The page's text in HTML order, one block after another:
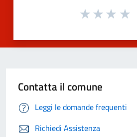
Contatta il comune
Leggi le domande frequenti
Richiedi Assistenza